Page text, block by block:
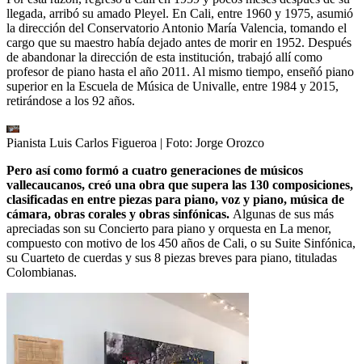
llegada, arribó su amado Pleyel. En Cali, entre 1960 y 1975, asumió
la dirección del Conservatorio Antonio María Valencia, tomando el
cargo que su maestro había dejado antes de morir en 1952. Después
de abandonar la dirección de esta institución, trabajó allí como
profesor de piano hasta el año 2011. Al mismo tiempo, enseñó piano
superior en la Escuela de Música de Univalle, entre 1984 y 2015,
retirándose a los 92 años.
Pianista Luis Carlos Figueroa | Foto: Jorge Orozco
Pero así como formó a cuatro generaciones de músicos
vallecaucanos, creó una obra que supera las 130 composiciones,
clasificadas en entre piezas para piano, voz y piano, música de
cámara, obras corales y obras sinfónicas. Algunas de sus más
apreciadas son su Concierto para piano y orquesta en La menor,
compuesto con motivo de los 450 años de Cali, o su Suite Sinfónica,
su Cuarteto de cuerdas y sus 8 piezas breves para piano, tituladas
Colombianas.